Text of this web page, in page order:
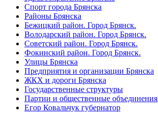
Спорт города Брянска
Районы Брянска
Бежицкий район. Город Брянск.
Володарский район. Город Брянск.
Советский район. Город Брянск.
Фокинский район. Город Брянск.
Улицы Брянска
Предприятия и организации Брянска
ЖКХ и дороги Брянска
Государственные структуры
Партии и общественные объединения
Егор Ковальчук губернатор